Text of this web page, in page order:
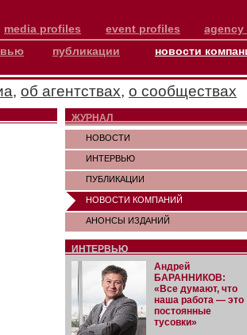
media profiles event profiles agency
публикации новости
, об агентствах, о сообществах
ЖУРНАЛ
НОВОСТИ
ИНТЕРВЬЮ
ПУБЛИКАЦИИ
НОВОСТИ КОМПАНИЙ
АНОНСЫ ИЗДАНИЙ
ИНТЕРВЬЮ
Андрей
БАРАННИКОВ:
«Все думают, что
наша работа — это
постоянные
тусовки»